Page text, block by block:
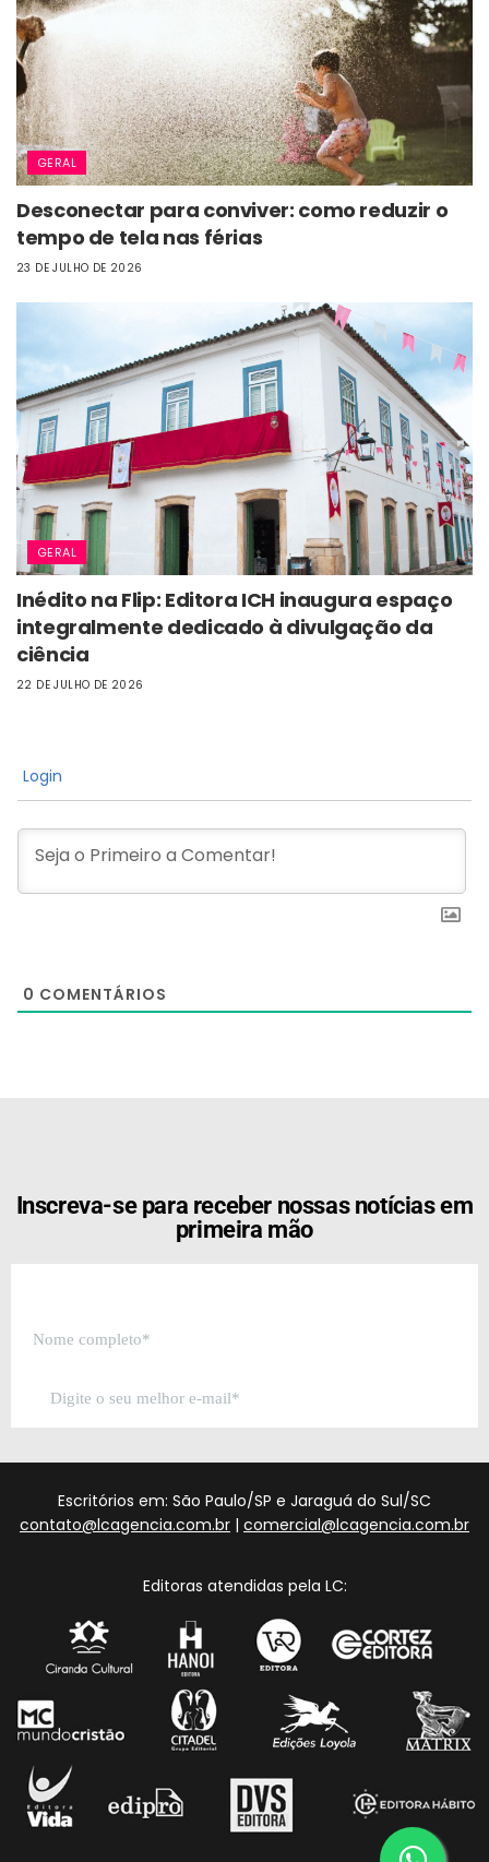
GERAL
Desconectar para conviver: como reduzir o
tempo de tela nas férias
23 DE JULHO DE 2026
GERAL
Inédito na Flip: Editora ICH inaugura espaço
integralmente dedicado à divulgação da
ciência
22 DE JULHO DE 2026
Login
0 COMENTÁRIOS
Inscreva-se para receber nossas notícias em
primeira mão
Escritórios em: São Paulo/SP e Jaraguá do Sul/SC
contato@lcagencia.com.br | comercial@lcagencia.com.br
Editoras atendidas pela LC: